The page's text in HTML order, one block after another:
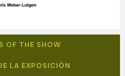
OF THE SHOW
.
LA EXPOSICIÓN